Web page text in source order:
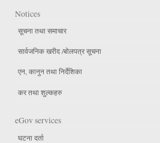
Notices
सूचना तथा समाचार
सार्वजनिक खरीद /बोलपत्र सूचना
एन, कानुन तथा निर्देशिका
कर तथा शुल्कहरु
eGov services
घटना दर्ता